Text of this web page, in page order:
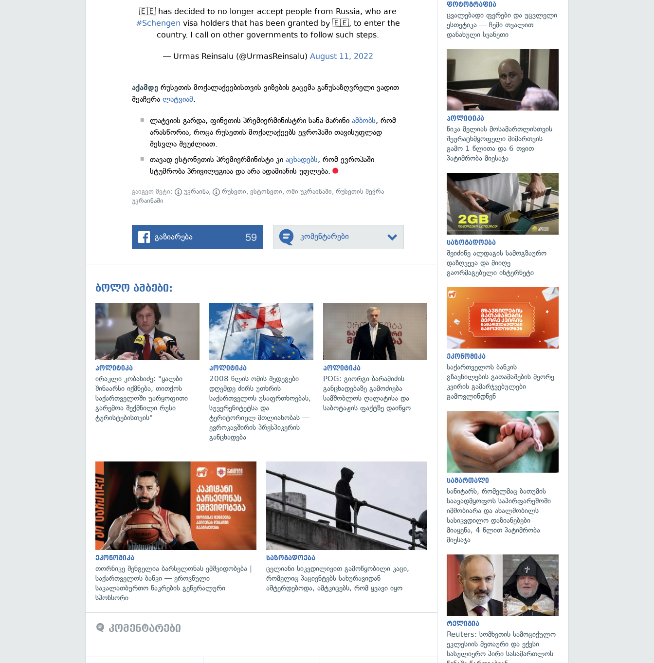
🇪🇪 has decided to no longer accept people from Russia, who are
#Schengen visa holders that has been granted by 🇪🇪, to enter the
country. I call on other governments to follow such steps.
— Urmas Reinsalu (@UrmasReinsalu) August 11, 2022
აქამდე რუსეთის მოქალაქეებისთვის ვიზების გაცემა განუსაზღვრელი ვადით
შეაჩერალატვიამ.
ლატვიის გარდა, ფინეთის პრემიერმინისტრი სანა მარინიამბობს, რომ
არასწორია, როცა რუსეთის მოქალაქეებს ევროპაში თავისუფლად
შესვლა შეუძლიათ.
თავად ესტონეთის პრემიერმინისტი კიაცხადებს, რომ ევროპაში
სტუმრობა პრივილეგიაა და არა ადამიანის უფლება.
გაიგეთ მეტი: უკრაინა, რუსეთი,ესტონეთი,ომი უკრაინაში,რუსეთის შეჭრა
უკრაინაში
გაზიარება 59 კომენტარები
ბოლო ამბები:
გადახედვა
პოლიტიკა
ირაკლი კობახიძე: "ყალბი
შინაარსი იქმნება, თითქოს
საქართველოში უარყოფითი
გარემოა შექმნილი რუსი
ტურისტებისთვის"
პოლიტიკა
2008 წლის ომის შედეგები
დღემდე ძირს უთხრის
საქართველოს უსაფრთხოებას,
სუვერენიტეტსა და
ტერიტორიულ მთლიანობას —
ევროკავშირის პრესპიკერის
განცხადება
გადახედვა
პოლიტიკა
POG: გიორგი ბარამიძის
განცხადებაზე გამოძიება
სამშობლოს ღალატისა და
საბოტაჟის ფაქტზე დაიწყო
ეკონომიკა
თორნიკე შენგელია ბარსელონას ემშვიდობება |
საქართველოს ბანკი — ეროვნული
საკალათბურთო ნაკრების გენერალური
სპონსორი
გადახედვა
საზოგადოება
ცელიანი სიკვდილივით გამოწყობილი კაცი,
რომელიც პაციენტებს სახურავიდან
აშტერდებოდა, ამტკიცებს, რომ ყვავი იყო
კომენტარები
ფოტოგრაფია
ცვალებადი ფერები და უცვლელი
ესთეტიკა — ჩემი თვალით
დანახული სვანეთი
პოლიტიკა
ნიკა მელიას მოსამართლისთვის
შეურაცხმყოფელი მიმართვის
გამო 1 წლითა და 6 თვით
პატიმრობა მიესაჯა
საზოგადოება
შეიძინე ალდაგის სამოგზაურო
დაზღვევა და მიიღე
გაორმაგებული ინტერნეტი
ეკონომიკა
საქართველოს ბანკის
გზავნილების გათამაშების მეორე
კვირის გამარჯვებულები
გამოვლინდნენ
სამართალი
სანიტარს, რომელმაც ბათუმის
საავადმყოფოს საპირფარეშოში
იმშობიარა და ახალშობილს
სასიკვდილო დაზიანებები
მიაყენა, 4 წლით პატიმრობა
მიესაჯა
რელიგია
Reuters: სომხეთის სამოციქულო
ეკლესიის მეთაური და ექვსი
სასულიერო პირი სასამართლოს